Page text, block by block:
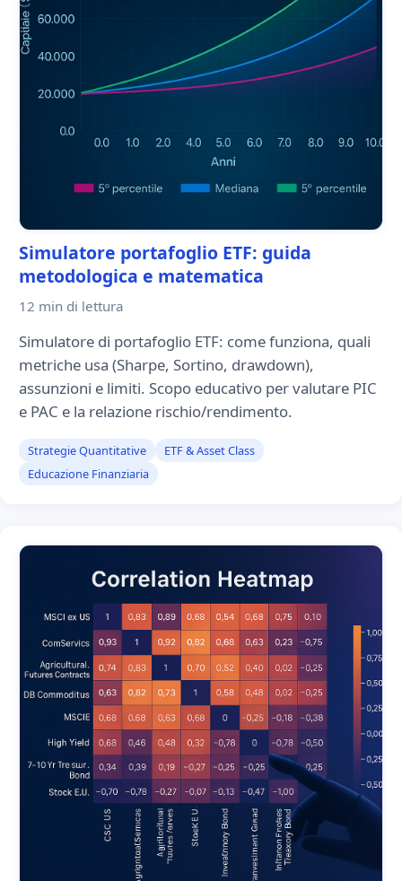
Simulatore portafoglio ETF: guida
metodologica e matematica
12 min di lettura
Simulatore di portafoglio ETF: come funziona, quali
metriche usa (Sharpe, Sortino, drawdown),
assunzioni e limiti. Scopo educativo per valutare PIC
e PAC e la relazione rischio/rendimento.
Strategie Quantitative
ETF & Asset Class
Educazione Finanziaria